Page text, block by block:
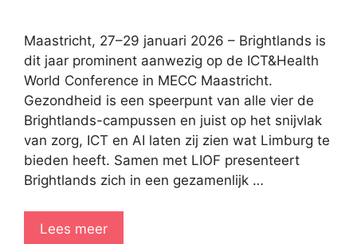
Maastricht, 27–29 januari 2026 – Brightlands is
dit jaar prominent aanwezig op de ICT&Health
World Conference in MECC Maastricht.
Gezondheid is een speerpunt van alle vier de
Brightlands-campussen en juist op het snijvlak
van zorg, ICT en AI laten zij zien wat Limburg te
bieden heeft. Samen met LIOF presenteert
Brightlands zich in een gezamenlijk …
Lees meer